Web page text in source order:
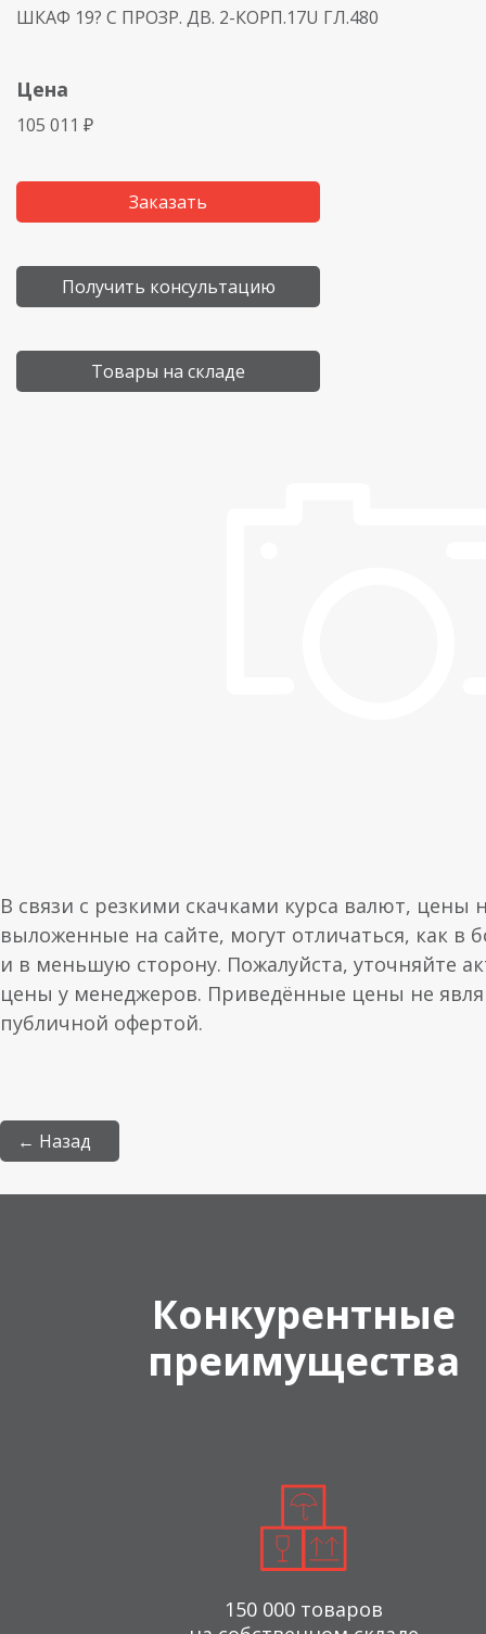
ШКАФ 19? С ПРОЗР. ДВ. 2-КОРП.17U ГЛ.480
Цена
105 011 ₽
Заказать
Получить консультацию
Товары на складе
В связи с резкими скачками курса валют, цены
выложенные на сайте, могут отличаться, как в
и в меньшую сторону. Пожалуйста, уточняйте
цены у менеджеров. Приведённые цены не
публичной офертой.
← Назад
Конкурентные
преимущества
150 000 товаров